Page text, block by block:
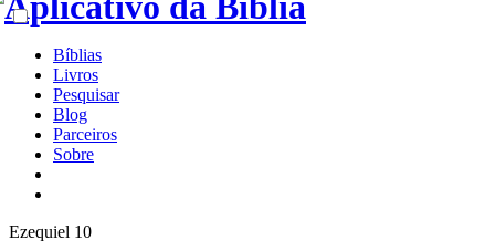
Bíblias
Livros
Pesquisar
Blog
Parceiros
Sobre
Ezequiel 10